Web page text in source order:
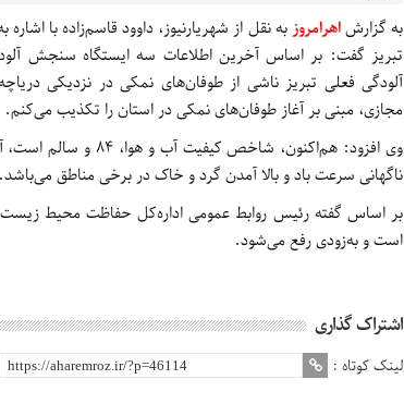
به گزارشاهرامروز به نقل از شهریارنیوز، داوود قاسم‌زاده با
تبریز گفت: بر اساس آخرین اطلاعات سه ایستگاه سنجش
آلودگی فعلی تبریز ناشی از طوفان‌های نمکی در نزدیکی
مجازی، مبنی بر آغاز طوفان‌های نمکی در استان را تکذیب می‌کنم.
وی افزود: هم‌اکنون،
ناگهانی سرعت باد و بالا آمدن گرد و خاک در برخی مناطق می‌باشد.
بر اساس گفته رئیس روابط عمومی اداره‌کل حفاظت محیط زیست،
است و به‌زودی رفع می‌شود.
اشتراک گذاری
لینک کوتاه :